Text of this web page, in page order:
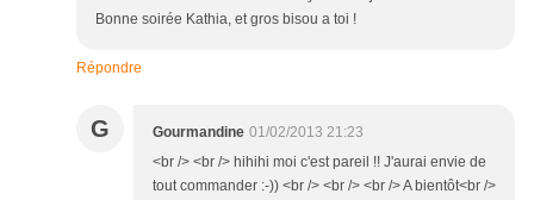
Bonne soirée Kathia, et gros bisou a toi !
Répondre
G Gourmandine 01/02/2013 21:23
<br /> <br /> hihihi moi c'est pareil !! J'aurai envie de
tout commander :-)) <br /> <br /> <br /> A bientôt<br />